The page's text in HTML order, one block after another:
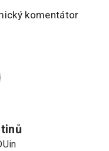
komentátor